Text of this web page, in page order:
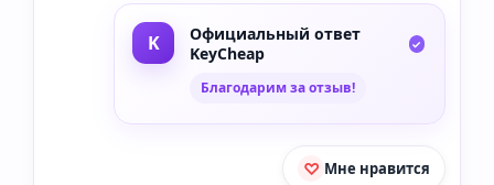
Официальный ответ
KeyCheap
Благодарим за отзыв!
Мне нравится